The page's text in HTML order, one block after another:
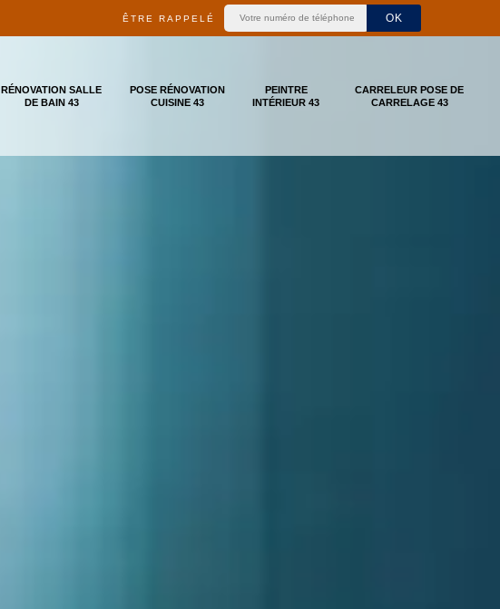
ÊTRE RAPPELÉ
RÉNOVATION SALLE
DE BAIN 43
POSE RÉNOVATION
CUISINE 43
PEINTRE
INTÉRIEUR 43
CARRELEUR POSE DE
CARRELAGE 43